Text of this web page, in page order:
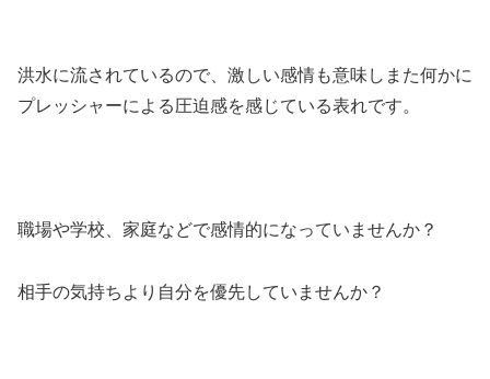
洪水に流されているので、激しい感情も意味しまた何かに
プレッシャーによる圧迫感を感じている表れです。
職場や学校、家庭などで感情的になっていませんか？
相手の気持ちより自分を優先していませんか？